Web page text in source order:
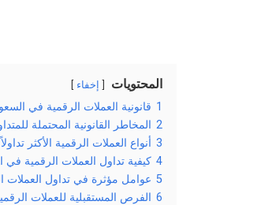
المحتويات إخفاء
1 قانونية العملات الرقمية في
2 المخاطر القانونية المحتملة
3 أنواع العملات الرقمية الأكثر
4 كيفية تداول العملات الرقمية في
5 عوامل مؤثرة في تداول العملات
6 الفرص المستقبلية للعملات